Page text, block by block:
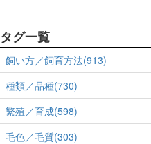
タグ一覧
飼い方／飼育方法(913)
種類／品種(730)
繁殖／育成(598)
毛色／毛質(303)